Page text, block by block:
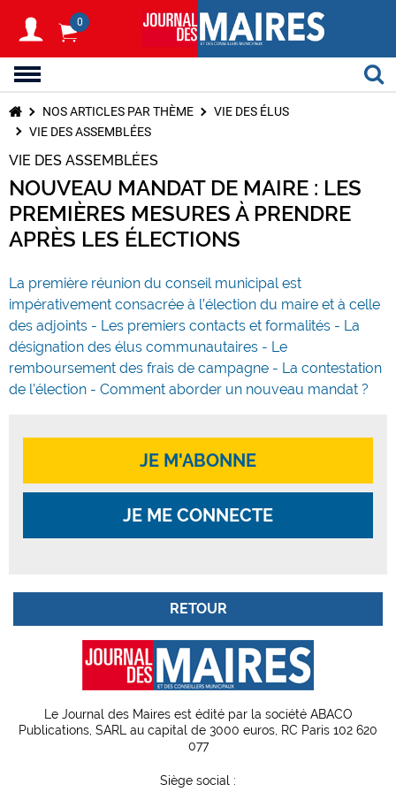
0
NOS ARTICLES PAR THÈME
VIE DES ÉLUS
VIE DES ASSEMBLÉES
VIE DES ASSEMBLÉES
NOUVEAU MANDAT DE MAIRE : LES
PREMIÈRES MESURES À PRENDRE
APRÈS LES ÉLECTIONS
La première réunion du conseil municipal est
impérativement consacrée à l’élection du maire et à celle
des adjoints - Les premiers contacts et formalités - La
désignation des élus communautaires - Le
remboursement des frais de campagne - La contestation
de l’élection - Comment aborder un nouveau mandat ?
JE M'ABONNE
JE ME CONNECTE
RETOUR
Le Journal des Maires est édité par la société ABACO
Publications, SARL au capital de 3000 euros, RC Paris 102 620
077
Siège social :